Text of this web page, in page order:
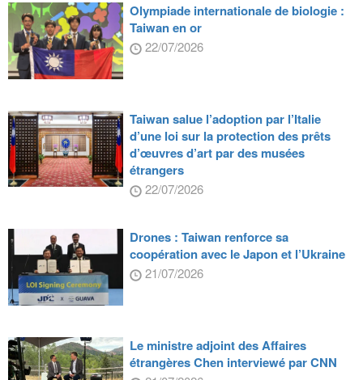
Olympiade internationale de biologie :
Taiwan en or
22/07/2026
Taiwan salue l’adoption par l’Italie
d’une loi sur la protection des prêts
d’œuvres d’art par des musées
étrangers
22/07/2026
Drones : Taiwan renforce sa
coopération avec le Japon et l’Ukraine
21/07/2026
Le ministre adjoint des Affaires
étrangères Chen interviewé par CNN